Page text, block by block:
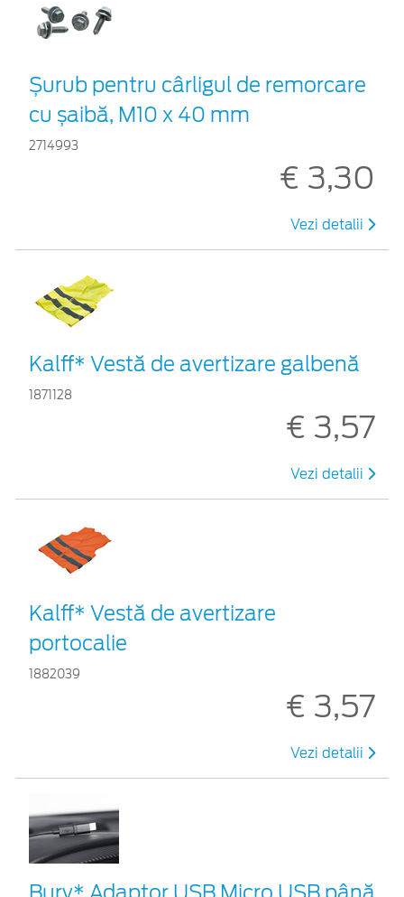
Șurub pentru cârligul de remorcare
cu șaibă, M10 x 40 mm
2714993
€ 3,30
Vezi detalii
Kalff* Vestă de avertizare galbenă
1871128
€ 3,57
Vezi detalii
Kalff* Vestă de avertizare
portocalie
1882039
€ 3,57
Vezi detalii
Bury* Adaptor USB Micro USB până